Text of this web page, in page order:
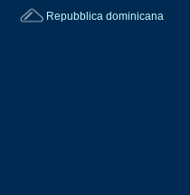
Repubblica dominicana